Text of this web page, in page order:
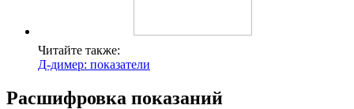
Читайте также:
Д-димер: показатели
Расшифровка показаний